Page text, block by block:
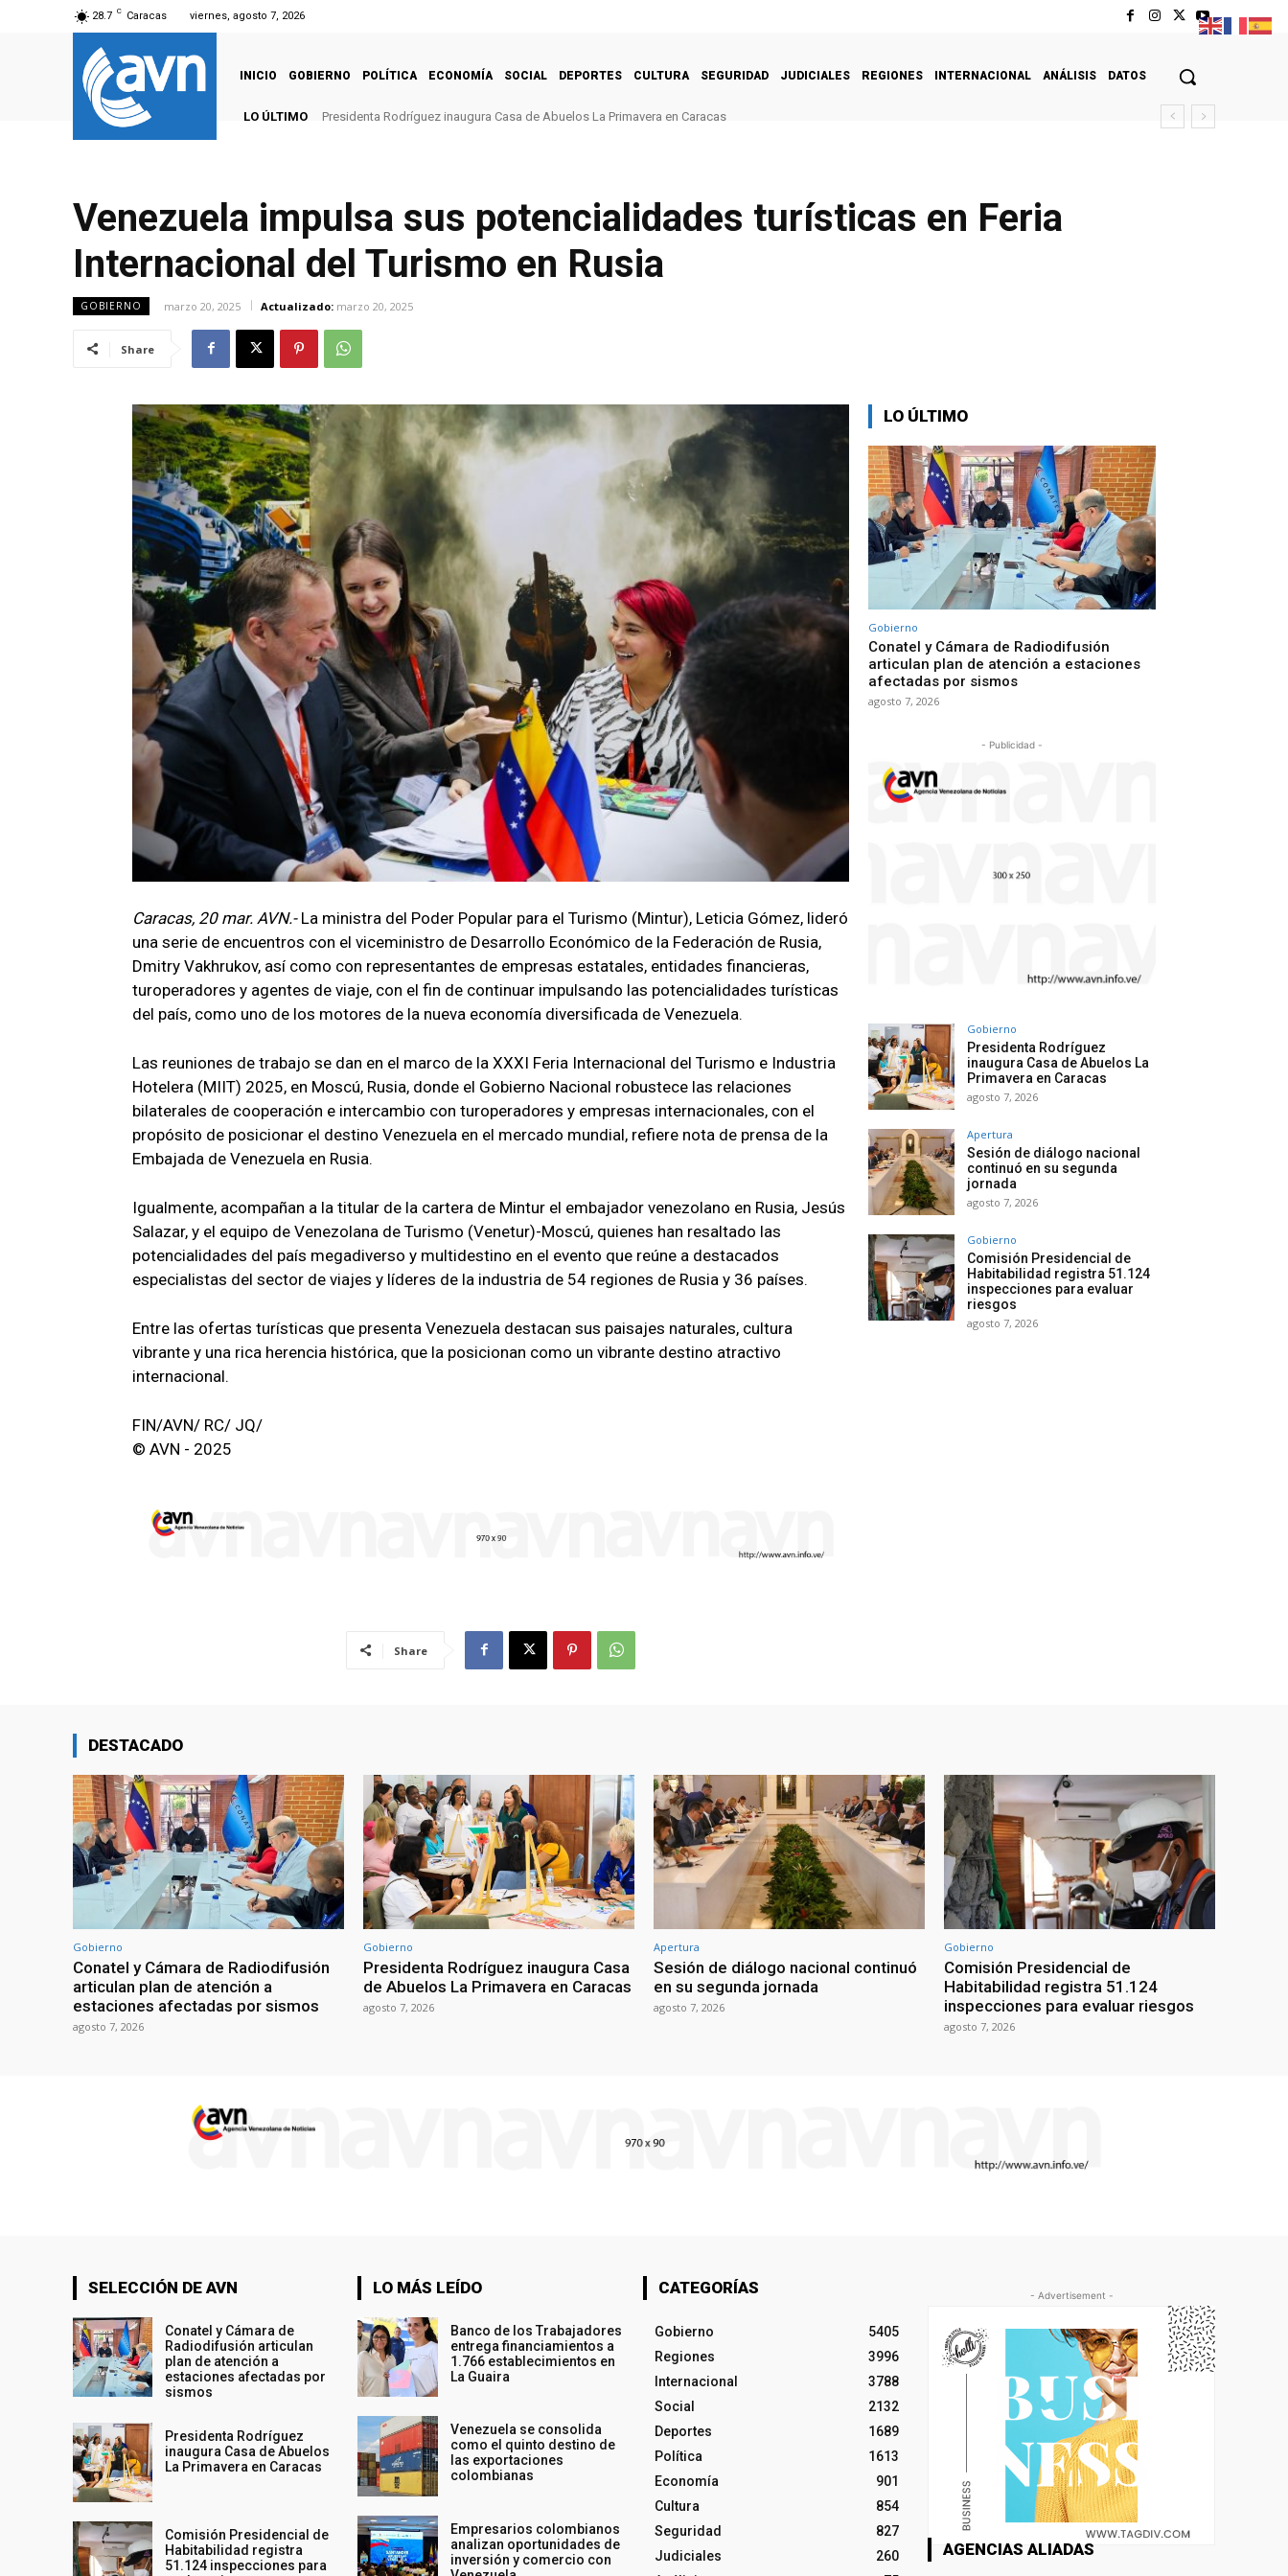
28.7 C Caracas viernes, agosto 7, 2026
INICIO GOBIERNO POLÍTICA ECONOMÍA SOCIAL DEPORTES CULTURA SEGURIDAD JUDICIALES REGIONES INTERNACIONAL ANÁLISIS DATOS
LO ÚLTIMO Presidenta Rodríguez inaugura Casa de Abuelos La Primavera en Caracas
Venezuela impulsa sus potencialidades turísticas en Feria
Internacional del Turismo en Rusia
GOBIERNO marzo 20, 2025 Actualizado: marzo 20, 2025
Share
Caracas, 20 mar. AVN.-La ministra del Poder Popular para el Turismo (Mintur), Leticia Gómez, lideró
una serie de encuentros con el viceministro de Desarrollo Económico de la Federación de Rusia,
Dmitry Vakhrukov, así como con representantes de empresas estatales, entidades financieras,
turoperadores y agentes de viaje, con el fin de continuar impulsando las potencialidades turísticas
del país, como uno de los motores de la nueva economía diversificada de Venezuela.
Las reuniones de trabajo se dan en el marco de la XXXI Feria Internacional del Turismo e Industria
Hotelera (MIIT) 2025, en Moscú, Rusia, donde el Gobierno Nacional robustece las relaciones
bilaterales de cooperación e intercambio con turoperadores y empresas internacionales, con el
propósito de posicionar el destino Venezuela en el mercado mundial, refiere nota de prensa de la
Embajada de Venezuela en Rusia.
Igualmente, acompañan a la titular de la cartera de Mintur el embajador venezolano en Rusia, Jesús
Salazar, y el equipo de Venezolana de Turismo (Venetur)-Moscú, quienes han resaltado las
potencialidades del país megadiverso y multidestino en el evento que reúne a destacados
especialistas del sector de viajes y líderes de la industria de 54 regiones de Rusia y 36 países.
Entre las ofertas turísticas que presenta Venezuela destacan sus paisajes naturales, cultura
vibrante y una rica herencia histórica, que la posicionan como un vibrante destino atractivo
internacional.
FIN/AVN/ RC/ JQ/
© AVN - 2025
Share
LO ÚLTIMO
Gobierno
Conatel y Cámara de Radiodifusión
articulan plan de atención a estaciones
afectadas por sismos
agosto 7, 2026
- Publicidad -
Gobierno
Presidenta Rodríguez
inaugura Casa de Abuelos La
Primavera en Caracas
agosto 7, 2026
Apertura
Sesión de diálogo nacional
continuó en su segunda
jornada
agosto 7, 2026
Gobierno
Comisión Presidencial de
Habitabilidad registra 51.124
inspecciones para evaluar
riesgos
agosto 7, 2026
DESTACADO
Gobierno
Conatel y Cámara de Radiodifusión
articulan plan de atención a
estaciones afectadas por sismos
agosto 7, 2026
Gobierno
Presidenta Rodríguez inaugura Casa
de Abuelos La Primavera en Caracas
agosto 7, 2026
Apertura
Sesión de diálogo nacional continuó
en su segunda jornada
agosto 7, 2026
Gobierno
Comisión Presidencial de
Habitabilidad registra 51.124
inspecciones para evaluar riesgos
agosto 7, 2026
SELECCIÓN DE AVN
Conatel y Cámara de
Radiodifusión articulan
plan de atención a
estaciones afectadas por
sismos
Presidenta Rodríguez
inaugura Casa de Abuelos
La Primavera en Caracas
Comisión Presidencial de
Habitabilidad registra
51.124 inspecciones para
LO MÁS LEÍDO
Banco de los Trabajadores
entrega financiamientos a
1.766 establecimientos en
La Guaira
Venezuela se consolida
como el quinto destino de
las exportaciones
colombianas
Empresarios colombianos
analizan oportunidades de
inversión y comercio con
CATEGORÍAS
Gobierno
5405
Regiones
3996
Internacional
3788
Social
2132
Deportes
1689
Política
1613
Economía
901
Cultura
854
Seguridad
827
Judiciales
260
- Advertisement -
AGENCIAS ALIADAS